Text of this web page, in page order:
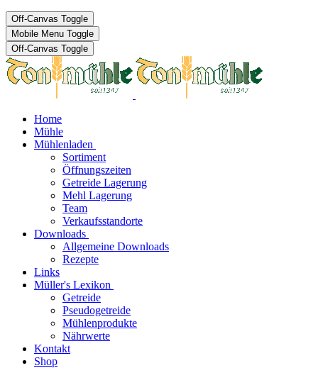
Off-Canvas Toggle
Mobile Menu Toggle
Off-Canvas Toggle
Home
Mühle
Mühlenladen
Sortiment
Öffnungszeiten
Getreide Lagerung
Mehl Lagerung
Team
Verkaufsstandorte
Downloads
Allgemeine Downloads
Rezepte
Links
Müller's Lexikon
Getreide
Pseudogetreide
Mühlenprodukte
Nährwerte
Kontakt
Shop